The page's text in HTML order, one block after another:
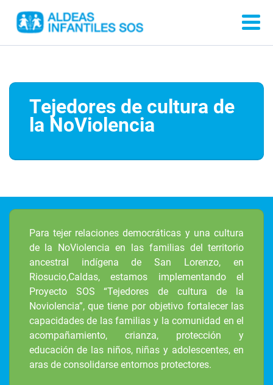
Tejedores de cultura de
la NoViolencia
Para tejer relaciones democráticas y una cultura
de la NoViolencia en las familias del territorio
ancestral indígena de San Lorenzo, en
Riosucio,Caldas, estamos implementando el
Proyecto SOS “Tejedores de cultura de la
Noviolencia”, que tiene por objetivo fortalecer las
capacidades de las familias y la comunidad en el
acompañamiento, crianza, protección y
educación de las niños, niñas y adolescentes, en
aras de consolidarse entornos protectores.